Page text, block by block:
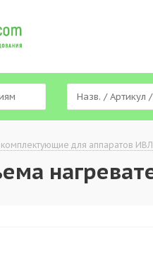
комплектующие для аппаратов ИВЛ